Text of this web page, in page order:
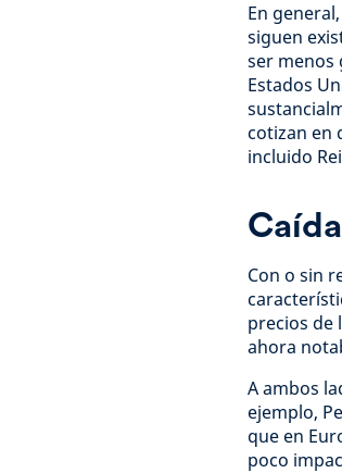
En
siguen
ser menos
Estados
cotizan en
incluido
Con o sin
precios de
ahora
A ambos
ejemplo,
que en
poco